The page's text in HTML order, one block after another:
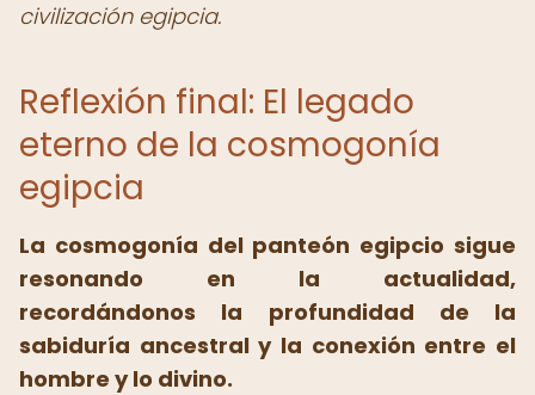
civilización egipcia.
Reflexión final: El legado
eterno de la cosmogonía
egipcia
La cosmogonía del panteón egipcio sigue
resonando en la actualidad,
recordándonos la profundidad de la
sabiduría ancestral y la conexión entre el
hombre y lo divino.